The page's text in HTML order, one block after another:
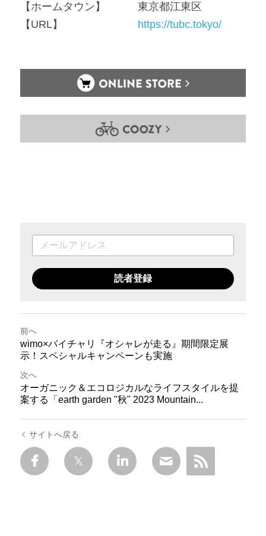
【ホームタウン】　　　東京都江東区
【URL】 https://tubc.tokyo/
読者登録
前へ
wimo×バイチャリ『オシャレが走る』期間限定展
示！スペシャルキャンペーンも実施
次へ
オーガニック＆エコロジカルなライフスタイルを提
案する「earth garden "秋" 2023 Mountain...
サイトへ戻る